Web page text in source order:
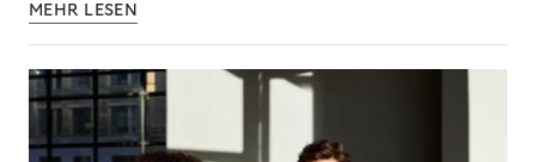
MEHR LESEN